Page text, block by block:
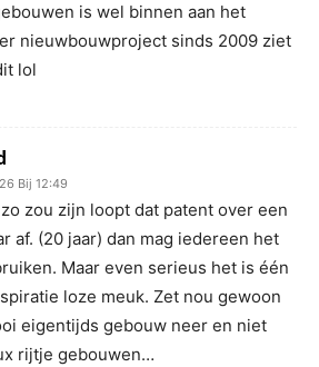
is wel binnen aan het
nieuwbouwproject sinds 2009 ziet
lol
Bij 12:49
zou zijn loopt dat patent over een
af. (20 jaar) dan mag iedereen het
Maar even serieus het is één
loze meuk. Zet nou gewoon
eigentijds gebouw neer en niet
rijtje gebouwen…